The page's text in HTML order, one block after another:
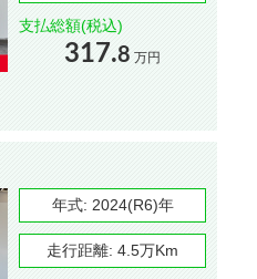
支払総額(税込)
317.8 万円
年式: 2024(R6)年
走行距離: 4.5万Km